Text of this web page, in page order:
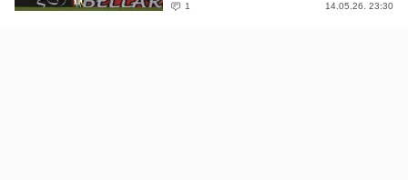
1 14.05.26. 23:30